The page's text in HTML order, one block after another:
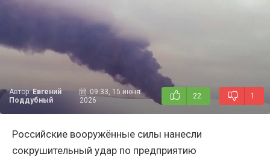
Автор:Евгений
Поддубный
09:33, 15 июня
2026
22 1
Российские вооружённые силы нанесли
сокрушительный удар по предприятию